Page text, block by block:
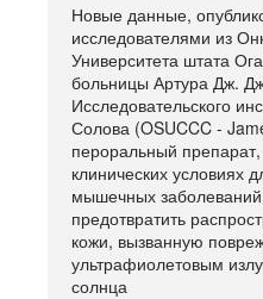
Новые данные,
исследователями из
Университета штата
больницы Артура Дж.
Исследовательского
Солова (OSUCCC -
пероральный
клинических условиях
мышечных
предотвратить
кожи, вызванную
ультрафиолетовым
солнца